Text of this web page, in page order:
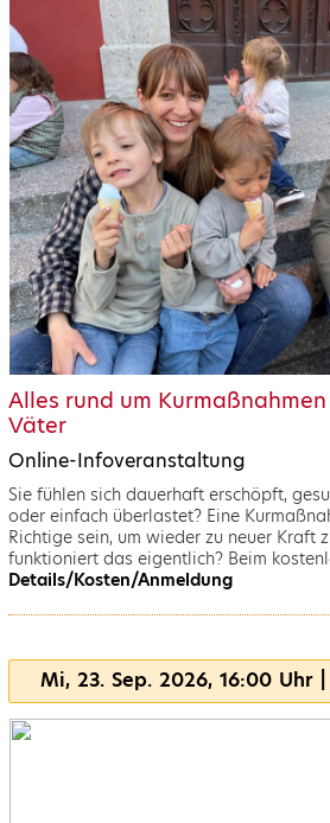
Alles rund um
Väter
Online-Infoveranstaltung
Sie fühlen sich dauerhaft erschöpft,
oder einfach überlastet? Eine
Richtige sein, um wieder zu neuer Kraft
funktioniert das eigentlich? Beim
Details/Kosten/Anmeldung
Mi, 23. Sep. 2026, 16:00 Uhr |